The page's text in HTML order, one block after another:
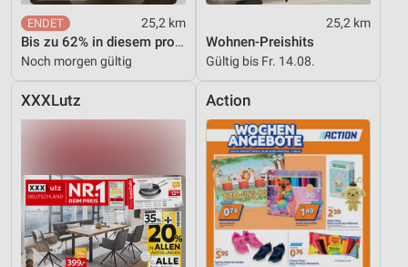
25,2 km
Bis zu 62% in diesem prospekt
Noch morgen gültig
25,2 km
Wohnen-Preishits
Gültig bis Fr. 14.08.
XXXLutz Action